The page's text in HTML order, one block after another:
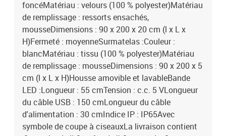
foncéMatériau : velours (100 % polyester)Matériau
de remplissage : ressorts ensachés,
mousseDimensions : 90 x 200 x 20 cm (l x L x
H)Fermeté : moyenneSurmatelas :Couleur :
blancMatériau : tissu (100 % polyester)Matériau
de remplissage : mousseDimensions : 90 x 200 x 5
cm (l x L x H)Housse amovible et lavableBande
LED :Longueur : 55 cmTension : c.c. 5 VLongueur
du câble USB : 150 cmLongueur du câble
d'alimentation : 30 cmIndice IP : IP65Avec
symbole de coupe à ciseauxLa livraison contient